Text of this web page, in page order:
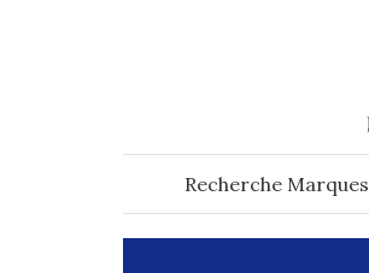
Recherche Marques